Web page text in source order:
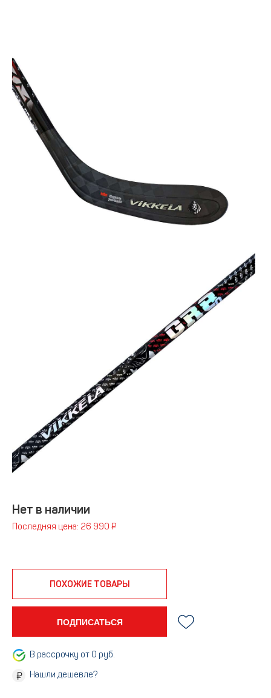
Нет в наличии
Последняя цена: 26 990 ₽
ПОХОЖИЕ ТОВАРЫ
ПОДПИСАТЬСЯ
В рассрочку от 0 руб.
Нашли дешевле?